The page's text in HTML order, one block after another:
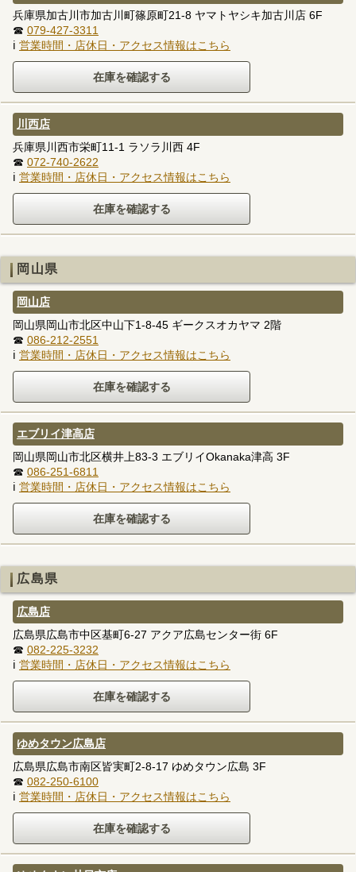
兵庫県加古川市加古川町篠原町21-8 ヤマトヤシキ加古川店 6F
☎ 079-427-3311
ℹ 営業時間・店休日・アクセス情報はこちら
川西店
兵庫県川西市栄町11-1 ラソラ川西 4F
☎ 072-740-2622
ℹ 営業時間・店休日・アクセス情報はこちら
岡山県
岡山店
岡山県岡山市北区中山下1-8-45 ギークスオカヤマ 2階
☎ 086-212-2551
ℹ 営業時間・店休日・アクセス情報はこちら
エブリイ津高店
岡山県岡山市北区横井上83-3 エブリイOkanaka津高 3F
☎ 086-251-6811
ℹ 営業時間・店休日・アクセス情報はこちら
広島県
広島店
広島県広島市中区基町6-27 アクア広島センター街 6F
☎ 082-225-3232
ℹ 営業時間・店休日・アクセス情報はこちら
ゆめタウン広島店
広島県広島市南区皆実町2-8-17 ゆめタウン広島 3F
☎ 082-250-6100
ℹ 営業時間・店休日・アクセス情報はこちら